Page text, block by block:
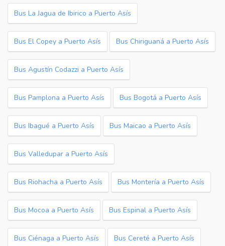
Bus La Jagua de Ibirico a Puerto Asís
Bus El Copey a Puerto Asís Bus Chiriguaná a Puerto Asís
Bus Agustín Codazzi a Puerto Asís
Bus Pamplona a Puerto Asís Bus Bogotá a Puerto Asís
Bus Ibagué a Puerto Asís Bus Maicao a Puerto Asís
Bus Valledupar a Puerto Asís
Bus Riohacha a Puerto Asís Bus Montería a Puerto Asís
Bus Mocoa a Puerto Asís Bus Espinal a Puerto Asís
Bus Ciénaga a Puerto Asís Bus Cereté a Puerto Asís